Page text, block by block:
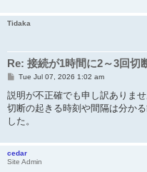
Tidaka
Re: 接続が1時間に2～3回切
P
s
t
Tue Jul 07, 2026 1:02 am
説明が不正確でも申し訳ありませ
切断の起きる時刻や間隔は分か
した。
cedar
Site Admin